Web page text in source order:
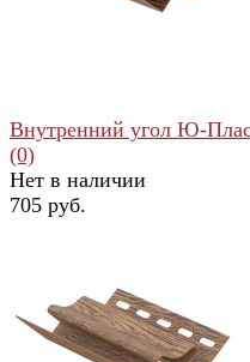
избранное сравнить
Внутренний угол Ю-
(0)
Нет в наличии
705 руб.